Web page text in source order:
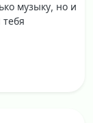
музыку, но и